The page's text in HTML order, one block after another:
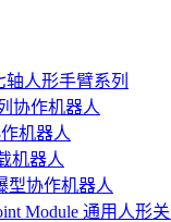
轴人形手臂系列
协作机器人
机器人
机器人
型协作机器人
Module 通用人形